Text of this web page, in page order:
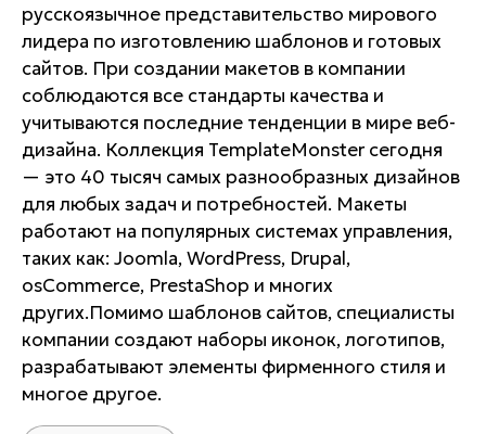
русскоязычное представительство мирового
лидера по изготовлению шаблонов и готовых
сайтов. При создании макетов в компании
соблюдаются все стандарты качества и
учитываются последние тенденции в мире веб-
дизайна. Коллекция TemplateMonster сегодня
— это 40 тысяч самых разнообразных дизайнов
для любых задач и потребностей. Макеты
работают на популярных системах управления,
таких как: Joomla, WordPress, Drupal,
osCommerce, PrestaShop и многих
других.Помимо шаблонов сайтов, специалисты
компании создают наборы иконок, логотипов,
разрабатывают элементы фирменного стиля и
многое другое.